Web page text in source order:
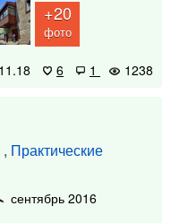
+20
фото
6 1 1238
, Практические
сентябрь 2016